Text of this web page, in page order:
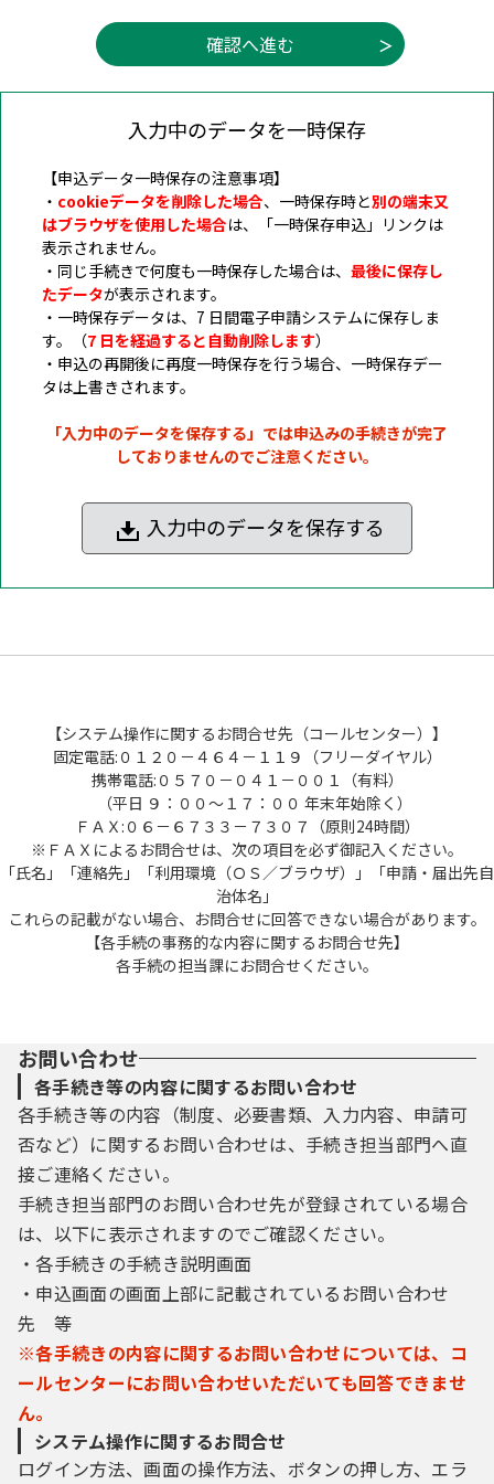
入力中のデータを一時保存
【申込データ一時保存の注意事項】
・ cookieデータを削除した場合、一時保存時と別の端末又
はブラウザを使用した場合は、「一時保存申込」リンクは
表示されません。
・同じ手続きで何度も一時保存した場合は、 最後に保存し
たデータが表示されます。
・一時保存データは、7 日間電子申請システムに保存しま
す。（7 日を経過すると自動削除します）
・申込の再開後に再度一時保存を行う場合、一時保存デー
タは上書きされます。
「入力中のデータを保存する」では申込みの手続きが完了
しておりませんのでご注意ください。
入力中のデータを保存する
【システム操作に関するお問合せ先（コールセンター）】
固定電話:０１２０－４６４－１１９（フリーダイヤル）
携帯電話:０５７０－０４１－００１（有料）
（平日 ９：００～１７：００ 年末年始除く）
ＦＡＸ:０６－６７３３－７３０７（原則24時間）
※ＦＡＸによるお問合せは、次の項目を必ず御記入ください。
「氏名」「連絡先」「利用環境（ＯＳ／ブラウザ）」「申請・届出先自
治体名」
これらの記載がない場合、お問合せに回答できない場合があります。
【各手続の事務的な内容に関するお問合せ先】
各手続の担当課にお問合せください。
お問い合わせ
各手続き等の内容に関するお問い合わせ
各手続き等の内容（制度、必要書類、入力内容、申請可
否など）に関するお問い合わせは、手続き担当部門へ直
接ご連絡ください。
手続き担当部門のお問い合わせ先が登録されている場合
は、以下に表示されますのでご確認ください。
・各手続きの手続き説明画面
・申込画面の画面上部に記載されているお問い合わせ
先 等
※各手続きの内容に関するお問い合わせについては、コ
ールセンターにお問い合わせいただいても回答できませ
ん。
システム操作に関するお問合せ
ログイン方法、画面の操作方法、ボタンの押し方、エラ